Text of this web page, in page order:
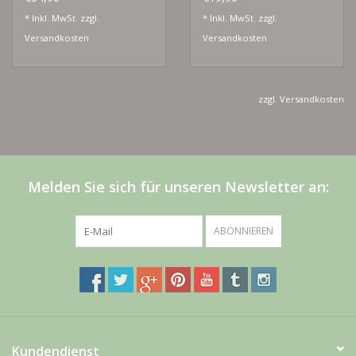
* Inkl. MwSt. zzgl.
Versandkosten
* Inkl. MwSt. zzgl.
Versandkosten
zzgl. Versandkosten
Melden Sie sich für unseren Newsletter an:
ABONNIEREN
Kundendienst